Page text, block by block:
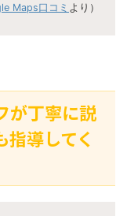
Maps口コミ より）
が丁寧に説
導してく